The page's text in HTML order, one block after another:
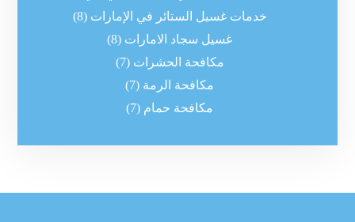
خدمات غسيل الستائر في الإمارات (8)
غسيل سجاد الامارات (8)
مكافحة الحشرات (7)
مكافحة الرمة (7)
مكافحة حمام (7)